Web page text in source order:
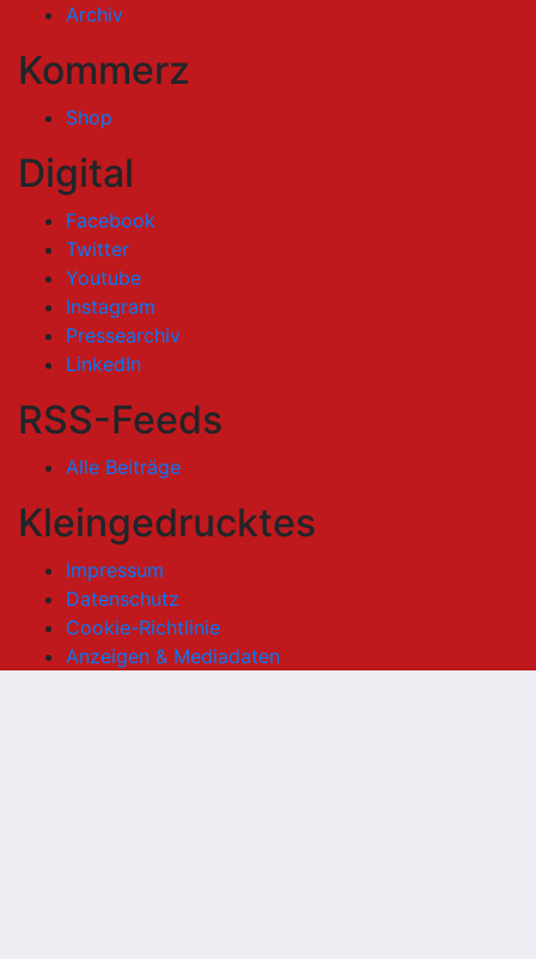
Archiv
Kommerz
Shop
Digital
Facebook
Twitter
Youtube
Instagram
Pressearchiv
LinkedIn
RSS-Feeds
Alle Beiträge
Kleingedrucktes
Impressum
Datenschutz
Cookie-Richtlinie
Anzeigen & Mediadaten